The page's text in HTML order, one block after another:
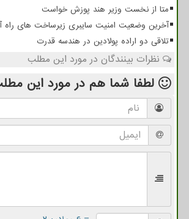
متا از نخست وزیر هند پوزش خواست
آخرین وضعیت امنیت سایبری زیرساخت های راه
تلاقی دو اراده پولادین در هندسه قدرت
نظرات بینندگان در مورد این مطلب
لطفا شما هم در مورد این